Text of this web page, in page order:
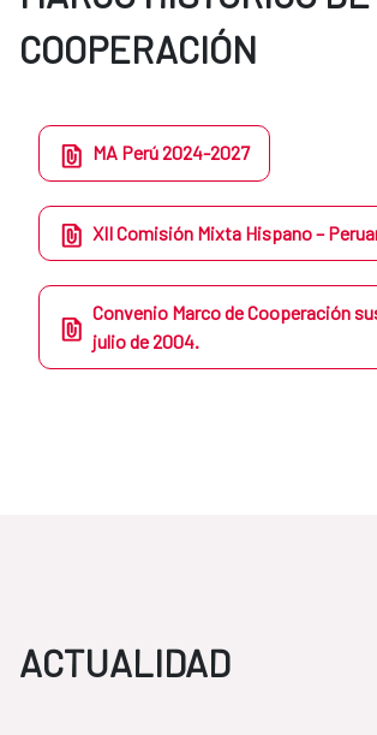
COOPERACIÓN
MA Perú 2024-2027
XII Comisión Mixta Hispano –
Convenio Marco de Cooperación
julio de 2004.
ACTUALIDAD